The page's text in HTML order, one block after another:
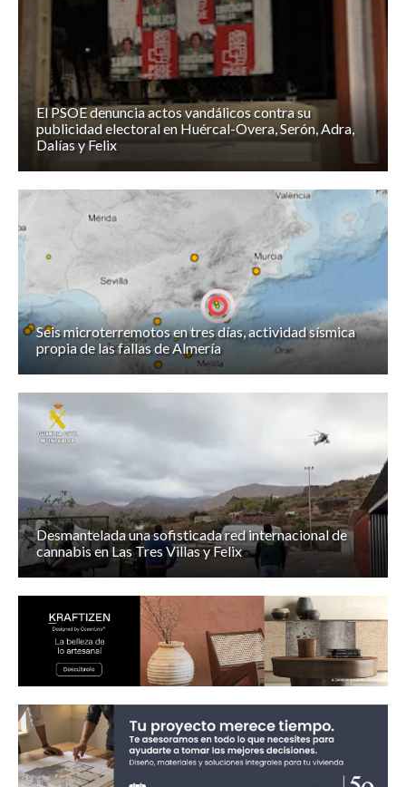
El PSOE denuncia actos vandálicos contra su
publicidad electoral en Huércal-Overa, Serón, Adra,
Dalías y Felix
Seis microterremotos en tres días, actividad sísmica
propia de las fallas de Almería
Desmantelada una sofisticada red internacional de
cannabis en Las Tres Villas y Felix